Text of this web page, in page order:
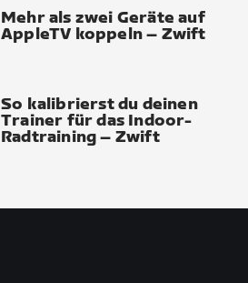
Mehr als zwei Geräte auf
AppleTV koppeln – Zwift
So kalibrierst du deinen
Trainer für das Indoor-
Radtraining – Zwift